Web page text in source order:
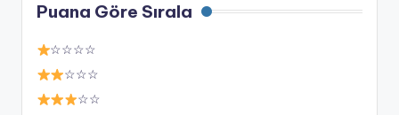
Puana Göre Sırala
☆☆☆☆
☆☆☆
☆☆